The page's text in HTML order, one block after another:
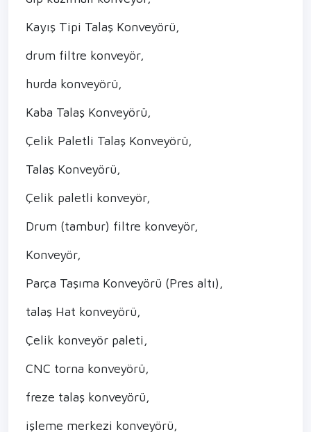
Kayış Tipi Talaş Konveyörü,
drum filtre konveyör,
hurda konveyörü,
Kaba Talaş Konveyörü,
Çelik Paletli Talaş Konveyörü,
Talaş Konveyörü,
Çelik paletli konveyör,
Drum (tambur) filtre konveyör,
Konveyör,
Parça Taşıma Konveyörü (Pres altı),
talaş Hat konveyörü,
Çelik konveyör paleti,
CNC torna konveyörü,
freze talaş konveyörü,
işleme merkezi konveyörü,